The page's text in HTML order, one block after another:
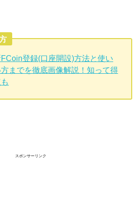
登録(口座開設)方法と使い
までを徹底画像解説！知って得
スポンサーリンク